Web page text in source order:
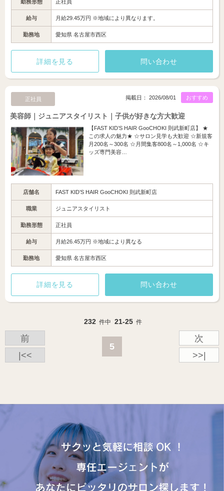
勤務形態 正社員
給与 月給29.45万円 ※地域により異なります。
勤務地 愛知県 名古屋市西区
詳細を見る 問い合わせ
正社員 おすすめ
掲載日： 2026/08/01
美容師｜ジュニアスタイリスト｜子供が好きな方大歓迎
【FAST KID’S HAIR GooCHOKI 則武新町店】 ★
この求人の魅力★ ☆サロン見学も大歓迎 ☆新規客
月200名～300名 ☆月間集客800名～1,000名 ☆キ
ッズ専門美容…
店舗名 FAST KID’S HAIR GooCHOKI 則武新町店
職業 ジュニアスタイリスト
勤務形態 正社員
給与 月給26.45万円 ※地域により異なる
勤務地 愛知県 名古屋市西区
詳細を見る 問い合わせ
232 件中 21-25 件
|<<
前
5
次
>>|